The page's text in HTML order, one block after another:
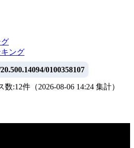
ング
0100358107
数:12件 （2026-08-06 14:24 集計）